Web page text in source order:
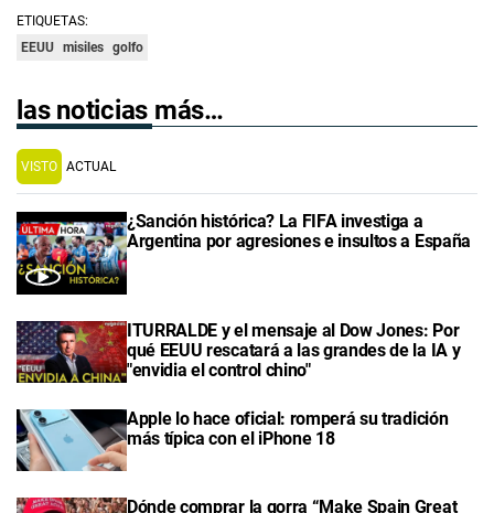
ETIQUETAS:
EEUU misiles golfo
las noticias más…
VISTO ACTUAL
¿Sanción histórica? La FIFA investiga a
Argentina por agresiones e insultos a España
ITURRALDE y el mensaje al Dow Jones: Por
qué EEUU rescatará a las grandes de la IA y
"envidia el control chino"
Apple lo hace oficial: romperá su tradición
más típica con el iPhone 18
Dónde comprar la gorra “Make Spain Great